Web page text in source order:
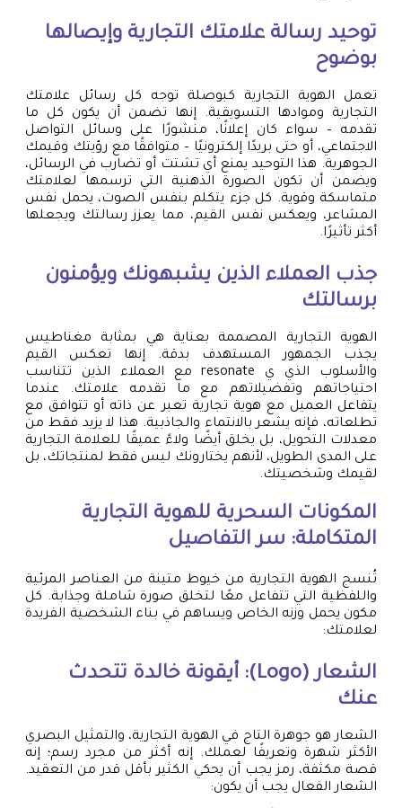
توحيد رسالة علامتك التجارية وإيصالها
بوضوح
تعمل الهوية التجارية كبوصلة توجه كل رسائل علامتك
التجارية وموادها التسويقية. إنها تضمن أن يكون كل ما
تقدمه – سواء كان إعلانًا، منشورًا على وسائل التواصل
الاجتماعي، أو حتى بريدًا إلكترونيًا – متوافقًا مع رؤيتك وقيمك
الجوهرية. هذا التوحيد يمنع أي تشتت أو تضارب في الرسائل،
ويضمن أن تكون الصورة الذهنية التي ترسمها لعلامتك
متماسكة وقوية. كل جزء يتكلم بنفس الصوت، يحمل نفس
المشاعر، ويعكس نفس القيم، مما يعزز رسالتك ويجعلها
أكثر تأثيرًا.
جذب العملاء الذين يشبهونك ويؤمنون
برسالتك
الهوية التجارية المصممة بعناية هي بمثابة مغناطيس
يجذب الجمهور المستهدف بدقة. إنها تعكس القيم
والأسلوب الذي ي resonate مع العملاء الذين تتناسب
احتياجاتهم وتفضيلاتهم مع ما تقدمه علامتك. عندما
يتفاعل العميل مع هوية تجارية تعبر عن ذاته أو تتوافق مع
تطلعاته، فإنه يشعر بالانتماء والجاذبية. هذا لا يزيد فقط من
معدلات التحويل، بل يخلق أيضًا ولاءً عميقًا للعلامة التجارية
على المدى الطويل، لأنهم يختارونك ليس فقط لمنتجاتك، بل
لقيمك وشخصيتك.
المكونات السحرية للهوية التجارية
المتكاملة: سر التفاصيل
تُنسج الهوية التجارية من خيوط متينة من العناصر المرئية
واللفظية التي تتفاعل معًا لتخلق صورة شاملة وجذابة. كل
مكون يحمل وزنه الخاص ويساهم في بناء الشخصية الفريدة
لعلامتك:
الشعار (Logo): أيقونة خالدة تتحدث
عنك
الشعار هو جوهرة التاج في الهوية التجارية، والتمثيل البصري
الأكثر شهرة وتعريفًا لعملك. إنه أكثر من مجرد رسم؛ إنه
قصة مكثفة، رمز يجب أن يحكي الكثير بأقل قدر من التعقيد.
الشعار الفعال يجب أن يكون: